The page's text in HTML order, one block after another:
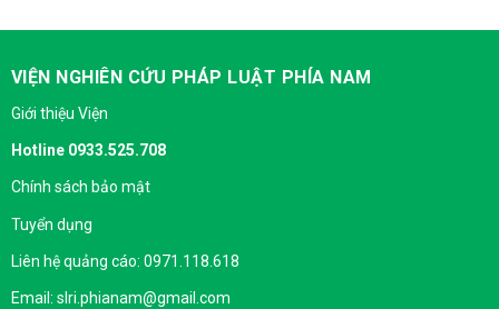
VIỆN NGHIÊN CỨU PHÁP LUẬT PHÍA NAM
Giới thiệu Viện
Hotline 0933.525.708
Chính sách bảo mật
Tuyển dụng
Liên hệ quảng cáo: 0971.118.618
Email: slri.phianam@gmail.com